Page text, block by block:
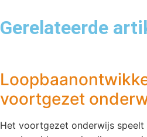
Gerelateerde
voortgezet
speelt elke docent
Het voortgezet onderwijs speelt